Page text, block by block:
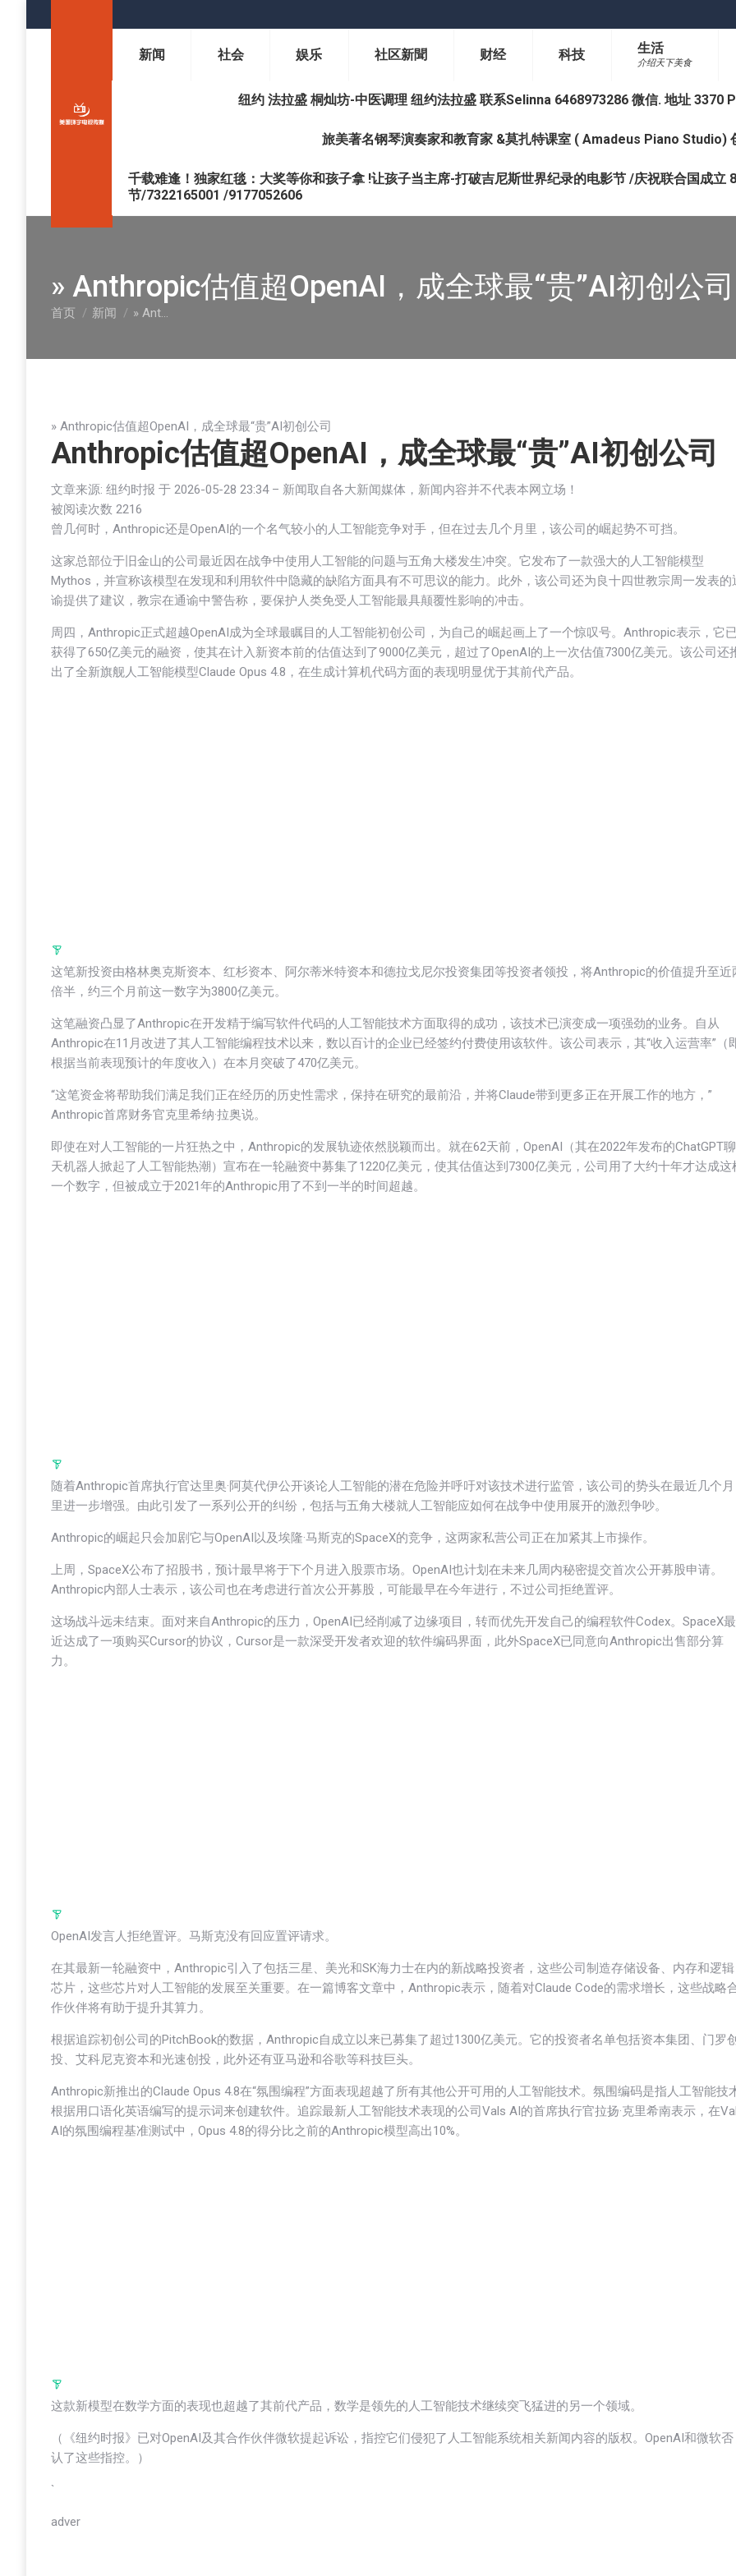
新闻 社会 娱乐 社区新聞 财经 科技 生活
介绍天下美食
纽约 法拉盛 桐灿坊-中医调理 纽约法拉盛 联系Selinna 6468973286 微信. 地址
旅美著名钢琴演奏家和教育家 &莫扎特课室 ( Amadeus Piano Studio)
千载难逢！独家红毯：大奖等你和孩子拿 !让孩子当主席-打破吉尼斯世界纪录的电影节 /庆祝联合国成立
节/7322165001 /9177052606
» Anthropic估值超OpenAI，成全球最“贵”AI初创公司
您在这里：
首页 新闻 » Ant…
» Anthropic估值超OpenAI，成全球最“贵”AI初创公司
Anthropic估值超OpenAI，成全球最“贵”AI初创公司
文章来源: 纽约时报 于 2026-05-28 23:34– 新闻取自各大新闻媒体，新闻内容并不代表本网立场！
被阅读次数 2216
曾几何时，Anthropic还是OpenAI的一个名气较小的人工智能竞争对手，但在过去几个月里，该公司的崛起势不可挡。
这家总部位于旧金山的公司最近因在战争中使用人工智能的问题与五角大楼发生冲突。它发布了一款强大的人工智能模型
Mythos，并宣称该模型在发现和利用软件中隐藏的缺陷方面具有不可思议的能力。此外，该公司还为良十四世教宗周一发表的
谕提供了建议，教宗在通谕中警告称，要保护人类免受人工智能最具颠覆性影响的冲击。
周四，Anthropic正式超越OpenAI成为全球最瞩目的人工智能初创公司，为自己的崛起画上了一个惊叹号。Anthropic表示，它
获得了650亿美元的融资，使其在计入新资本前的估值达到了9000亿美元，超过了OpenAI的上一次估值7300亿美元。该公司还
出了全新旗舰人工智能模型Claude Opus 4.8，在生成计算机代码方面的表现明显优于其前代产品。
这笔新投资由格林奥克斯资本、红杉资本、阿尔蒂米特资本和德拉戈尼尔投资集团等投资者领投，将Anthropic的价值提升至近
倍半，约三个月前这一数字为3800亿美元。
这笔融资凸显了Anthropic在开发精于编写软件代码的人工智能技术方面取得的成功，该技术已演变成一项强劲的业务。自从
Anthropic在11月改进了其人工智能编程技术以来，数以百计的企业已经签约付费使用该软件。该公司表示，其“收入运营率”（
根据当前表现预计的年度收入）在本月突破了470亿美元。
“这笔资金将帮助我们满足我们正在经历的历史性需求，保持在研究的最前沿，并将Claude带到更多正在开展工作的地方，”
Anthropic首席财务官克里希纳·拉奥说。
即使在对人工智能的一片狂热之中，Anthropic的发展轨迹依然脱颖而出。就在62天前，OpenAI（其在2022年发布的ChatGPT聊
天机器人掀起了人工智能热潮）宣布在一轮融资中募集了1220亿美元，使其估值达到7300亿美元，公司用了大约十年才达成这
一个数字，但被成立于2021年的Anthropic用了不到一半的时间超越。
随着Anthropic首席执行官达里奥·阿莫代伊公开谈论人工智能的潜在危险并呼吁对该技术进行监管，该公司的势头在最近几个月
里进一步增强。由此引发了一系列公开的纠纷，包括与五角大楼就人工智能应如何在战争中使用展开的激烈争吵。
Anthropic的崛起只会加剧它与OpenAI以及埃隆·马斯克的SpaceX的竞争，这两家私营公司正在加紧其上市操作。
上周，SpaceX公布了招股书，预计最早将于下个月进入股票市场。OpenAI也计划在未来几周内秘密提交首次公开募股申请。
Anthropic内部人士表示，该公司也在考虑进行首次公开募股，可能最早在今年进行，不过公司拒绝置评。
这场战斗远未结束。面对来自Anthropic的压力，OpenAI已经削减了边缘项目，转而优先开发自己的编程软件Codex。SpaceX最
近达成了一项购买Cursor的协议，Cursor是一款深受开发者欢迎的软件编码界面，此外SpaceX已同意向Anthropic出售部分算
力。
OpenAI发言人拒绝置评。马斯克没有回应置评请求。
在其最新一轮融资中，Anthropic引入了包括三星、美光和SK海力士在内的新战略投资者，这些公司制造存储设备、内存和逻辑
芯片，这些芯片对人工智能的发展至关重要。在一篇博客文章中，Anthropic表示，随着对Claude Code的需求增长，这些战略
作伙伴将有助于提升其算力。
根据追踪初创公司的PitchBook的数据，Anthropic自成立以来已募集了超过1300亿美元。它的投资者名单包括资本集团、门罗
投、艾科尼克资本和光速创投，此外还有亚马逊和谷歌等科技巨头。
Anthropic新推出的Claude Opus 4.8在“氛围编程”方面表现超越了所有其他公开可用的人工智能技术。氛围编码是指人工智能技
根据用口语化英语编写的提示词来创建软件。追踪最新人工智能技术表现的公司Vals AI的首席执行官拉扬·克里希南表示，在
AI的氛围编程基准测试中，Opus 4.8的得分比之前的Anthropic模型高出10%。
这款新模型在数学方面的表现也超越了其前代产品，数学是领先的人工智能技术继续突飞猛进的另一个领域。
（《纽约时报》已对OpenAI及其合作伙伴微软提起诉讼，指控它们侵犯了人工智能系统相关新闻内容的版权。OpenAI和微软否
认了这些指控。）
`
adver